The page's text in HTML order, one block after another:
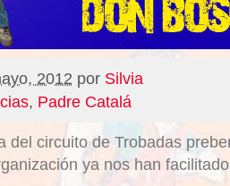
2012 por Silvia
, Padre Catalá
del circuito de Trobadas
ya nos han